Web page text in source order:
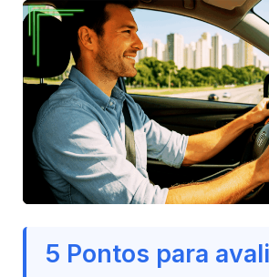
5 Pontos para